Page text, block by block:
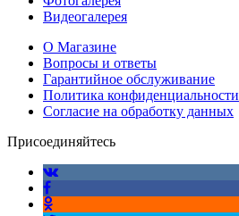
Видеогалерея
О Магазине
Вопросы и ответы
Гарантийное обслуживание
Политика конфиденциальности
Согласие на обработку данных
Присоединяйтесь